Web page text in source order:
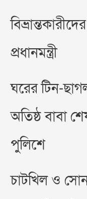
প্রধানমন্ত্রী
ঘরের টিন-
অতিষ্ঠ বাবা
পুলিশে
চাটখিল ও